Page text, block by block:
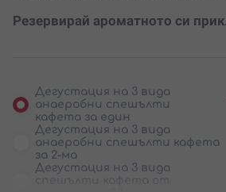
Резервирай ароматното си
Дегустация на 3 вида
анаеробни спешълти
кафета за един
Дегустация на 3 вида
анаеробни спешълти кафета
за 2-ма
Дегустация на 3 вида